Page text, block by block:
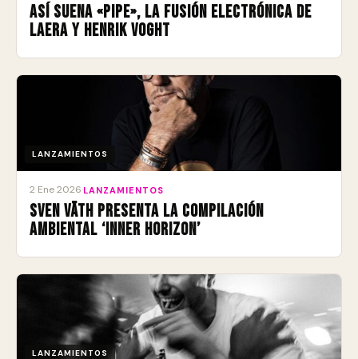
Así suena «Pipe», la fusión electrónica de
Laera y Henrik Voght
LANZAMIENTOS
2 Ene 2026 LANZAMIENTOS
Sven Väth presenta la compilación
ambiental ‘Inner Horizon’
LANZAMIENTOS